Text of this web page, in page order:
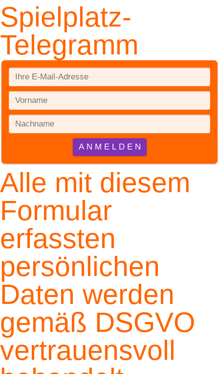
Spielplatz-
Telegramm
Alle mit diesem
Formular
erfassten
persönlichen
Daten werden
gemäß DSGVO
vertrauensvoll